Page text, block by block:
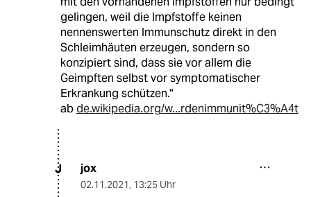
gelingen, weil die Impfstoffe keinen
nennenswerten Immunschutz direkt in den
Schleimhäuten erzeugen, sondern so
konzipiert sind, dass sie vor allem die
Geimpften selbst vor symptomatischer
Erkrankung schützen."
abde.wikipedia.org/w...rdenimmunit%C3%A4t
J jox
02.11.2021, 13:25 Uhr